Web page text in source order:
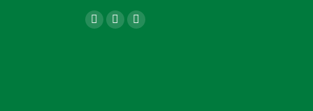
Ищите нас: